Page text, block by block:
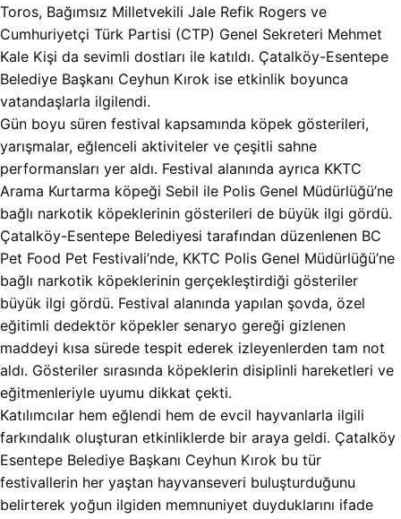
Toros, Bağımsız Milletvekili Jale Refik Rogers ve
Cumhuriyetçi Türk Partisi (CTP) Genel Sekreteri Mehmet
Kale Kişi da sevimli dostları ile katıldı. Çatalköy-Esentepe
Belediye Başkanı Ceyhun Kırok ise etkinlik boyunca
vatandaşlarla ilgilendi.
Gün boyu süren festival kapsamında köpek gösterileri,
yarışmalar, eğlenceli aktiviteler ve çeşitli sahne
performansları yer aldı. Festival alanında ayrıca KKTC
Arama Kurtarma köpeği Sebil ile Polis Genel Müdürlüğü’ne
bağlı narkotik köpeklerinin gösterileri de büyük ilgi gördü.
Çatalköy-Esentepe Belediyesi tarafından düzenlenen BC
Pet Food Pet Festivali’nde, KKTC Polis Genel Müdürlüğü’ne
bağlı narkotik köpeklerinin gerçekleştirdiği gösteriler
büyük ilgi gördü. Festival alanında yapılan şovda, özel
eğitimli dedektör köpekler senaryo gereği gizlenen
maddeyi kısa sürede tespit ederek izleyenlerden tam not
aldı. Gösteriler sırasında köpeklerin disiplinli hareketleri ve
eğitmenleriyle uyumu dikkat çekti.
Katılımcılar hem eğlendi hem de evcil hayvanlarla ilgili
farkındalık oluşturan etkinliklerde bir araya geldi. Çatalköy
Esentepe Belediye Başkanı Ceyhun Kırok bu tür
festivallerin her yaştan hayvanseveri buluşturduğunu
belirterek yoğun ilgiden memnuniyet duyduklarını ifade